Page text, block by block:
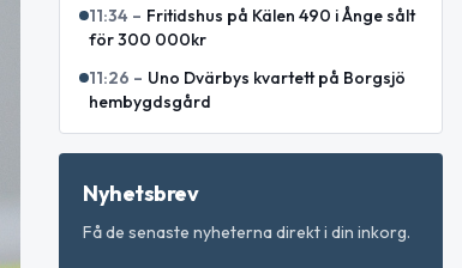
11:34 – Fritidshus på Kälen 490 i Ånge sålt
för 300 000kr
11:26 – Uno Dvärbys kvartett på Borgsjö
hembygdsgård
Nyhetsbrev
Få de senaste nyheterna direkt i din inkorg.